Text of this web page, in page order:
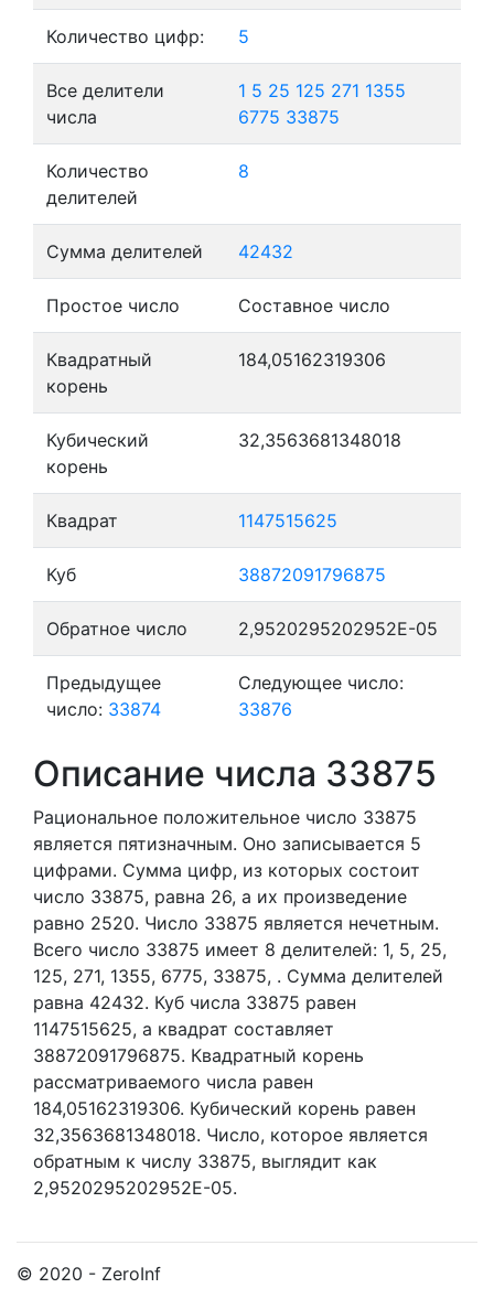
Количество цифр: 5
Все делители
числа
1 5 25 125 271 1355
6775 33875
Количество
делителей
8
Сумма делителей 42432
Простое число Составное число
Квадратный
корень
184,05162319306
Кубический
корень
32,3563681348018
Квадрат 1147515625
Куб 38872091796875
Обратное число 2,9520295202952E-05
Предыдущее
число: 33874
Следующее число:
33876
Описание числа 33875
Рациональное положительное число 33875
является пятизначным. Оно записывается 5
цифрами. Сумма цифр, из которых состоит
число 33875, равна 26, а их произведение
равно 2520. Число 33875 является нечетным.
Всего число 33875 имеет 8 делителей: 1, 5, 25,
125, 271, 1355, 6775, 33875, . Сумма делителей
равна 42432. Куб числа 33875 равен
1147515625, а квадрат составляет
38872091796875. Квадратный корень
рассматриваемого числа равен
184,05162319306. Кубический корень равен
32,3563681348018. Число, которое является
обратным к числу 33875, выглядит как
2,9520295202952E-05.
© 2020 - ZeroInf